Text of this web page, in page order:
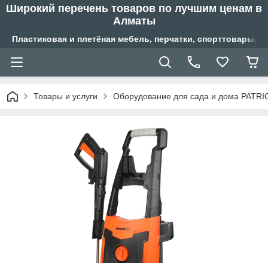
Широкий перечень товаров по лучшим ценам в
Алматы
Пластиковая и плетёная мебель, перчатки,
Товары и услуги Оборудование для сада и дома